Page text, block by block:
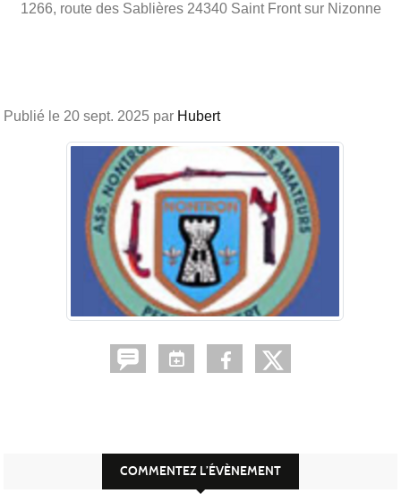
1266, route des Sablières 24340 Saint Front sur Nizonne
Publié le 20 sept. 2025 par Hubert
COMMENTEZ L’ÉVÈNEMENT